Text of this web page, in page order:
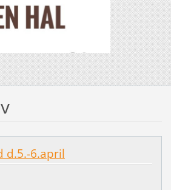
d.5.-6.april